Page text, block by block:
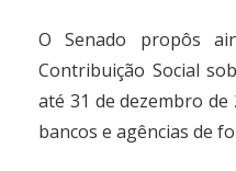
O Senado propôs
Contribuição Social
até 31 de dezembro de
bancos e agências de